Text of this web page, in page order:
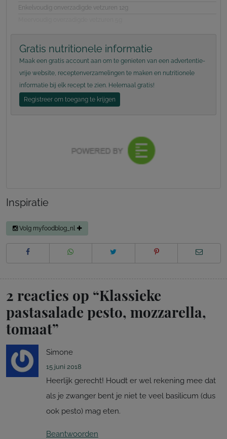
Enkelvoudig onverzadigde vetzuren 12g
Gratis nutritionele informatie
Maak een gratis account aan om te genieten van een advertentie-
vrije website, receptenverzamelingen te maken en nutritionele
informatie bij elk recept te zien. Helemaal gratis!
Registreer om toegang te krijgen
Inspiratie
Volg myfoodblog_nl
2 reacties op “Klassieke
pastasalade pesto, mozzarella,
tomaat”
Simone
15 juni 2018
Heerlijk gerecht! Houdt er wel rekening mee dat
als je zwanger bent je niet te veel basilicum (dus
ook pesto) mag eten.
Beantwoorden